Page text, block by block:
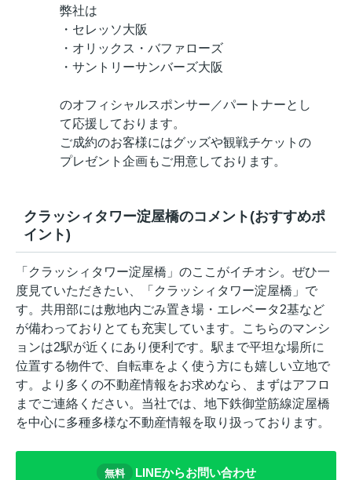
弊社は
・セレッソ大阪
・オリックス・バファローズ
・サントリーサンバーズ大阪
のオフィシャルスポンサー／パートナーとし
て応援しております。
ご成約のお客様にはグッズや観戦チケットの
プレゼント企画もご用意しております。
クラッシィタワー淀屋橋のコメント(おすすめポ
イント)
「クラッシィタワー淀屋橋」のここがイチオシ。ぜひ一
度見ていただきたい、「クラッシィタワー淀屋橋」で
す。共用部には敷地内ごみ置き場・エレベータ2基など
が備わっておりとても充実しています。こちらのマンシ
ョンは2駅が近くにあり便利です。駅まで平坦な場所に
位置する物件で、自転車をよく使う方にも嬉しい立地で
す。より多くの不動産情報をお求めなら、まずはアフロ
までご連絡ください。当社では、地下鉄御堂筋線淀屋橋
を中心に多種多様な不動産情報を取り扱っております。
無料 LINEからお問い合わせ